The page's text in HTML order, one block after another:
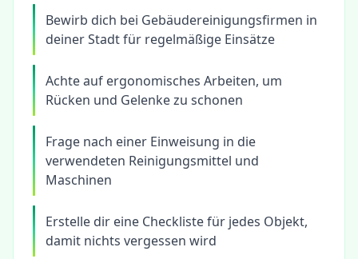
Bewirb dich bei Gebäudereinigungsfirmen in
deiner Stadt für regelmäßige Einsätze
Achte auf ergonomisches Arbeiten, um
Rücken und Gelenke zu schonen
Frage nach einer Einweisung in die
verwendeten Reinigungsmittel und
Maschinen
Erstelle dir eine Checkliste für jedes Objekt,
damit nichts vergessen wird